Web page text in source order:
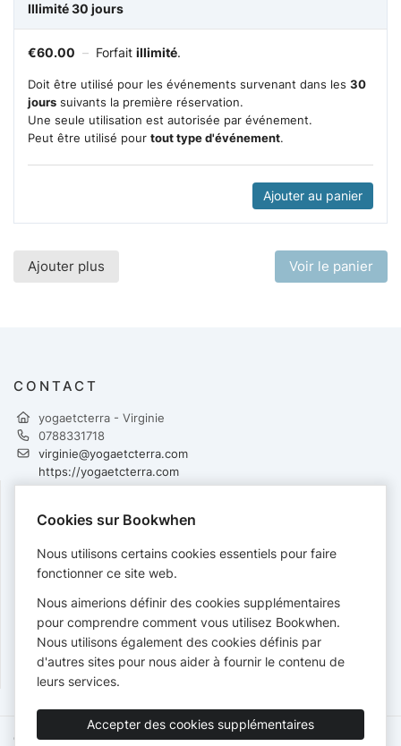
Illimité 30 jours
€60.00 – Forfait illimité.
Doit être utilisé pour les événements survenant dans les 30
jours suivants la première réservation.
Une seule utilisation est autorisée par événement.
Peut être utilisé pour tout type d'événement.
Ajouter au panier
Ajouter plus Voir le panier
CONTACT
yogaetcterra - Virginie
0788331718
virginie@yogaetcterra.com
https://yogaetcterra.com
SUIVRE
PAIEMENTS
Cartes acceptées :
Conditions de service Politique de confidentialité
Cookies sur Bookwhen
Nous utilisons certains cookies essentiels pour faire
fonctionner ce site web.
Nous aimerions définir des cookies supplémentaires
pour comprendre comment vous utilisez Bookwhen.
Nous utilisons également des cookies définis par
d'autres sites pour nous aider à fournir le contenu de
leurs services.
Accepter des cookies supplémentaires